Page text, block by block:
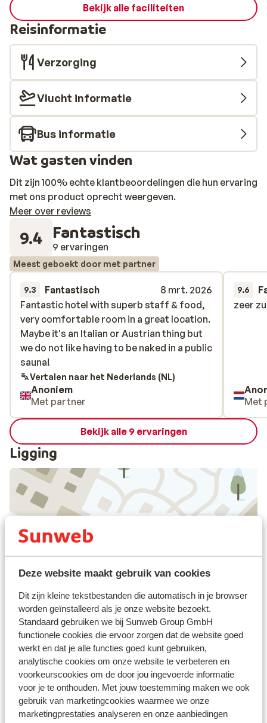
Deze website maakt gebruik van cookies
Dit zijn kleine tekstbestanden die automatisch in je browser
worden geïnstalleerd als je onze website bezoekt.
Standaard gebruiken we bij Sunweb Group GmbH
functionele cookies die ervoor zorgen dat de website goed
werkt en dat je alle functies goed kunt gebruiken,
analytische cookies om onze website te verbeteren en
voorkeurscookies om de door jou ingevoerde informatie
voor je te onthouden. Met jouw toestemming maken we ook
gebruik van marketingcookies waarmee we onze
marketingprestaties analyseren en onze aanbiedingen
Bekijk alle faciliteiten
Reisinformatie
Verzorging
Vlucht informatie
Bus informatie
Wat gasten vinden
Dit zijn 100% echte klantbeoordelingen die hun ervaring
met ons product oprecht weergeven.
Meer over reviews
9.4 Fantastisch
9 ervaringen
Meest geboekt door met partner
9.3 Fantastisch
8 mrt. 2026
Fantastic hotel with superb staff & food,
very comfortable room in a great location.
Maybe it's an Italian or Austrian thing but
we do not like having to be naked in a public
sauna!
Fantastic hotel with superb staff & food,
very comfortable room in a great location.
Maybe it's an Italian or Austrian thing but
we do not like having to be naked in a public
sauna!
Vertalen naar het Nederlands (NL)
Anoniem
Met partner
9.6
zeer
zeer
Met
Bekijk alle 9 ervaringen
Ligging
Afstanden
Centrum: 1 km
Direct aan de skipiste
Skibushalte: 200 m
Afstand tot skilift
Winkels: 1 km
Rustig gelegen
Aan een licht hellende weg
Skipas, -les en verhuur